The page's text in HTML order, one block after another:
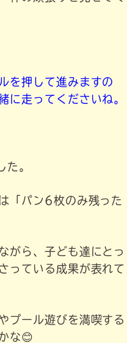
を押して進みますの
に走ってくださいね。
た。
「パン6枚のみ残った
がら、子ども達にとっ
っている成果が表れて
プール遊びを満喫する
な😊